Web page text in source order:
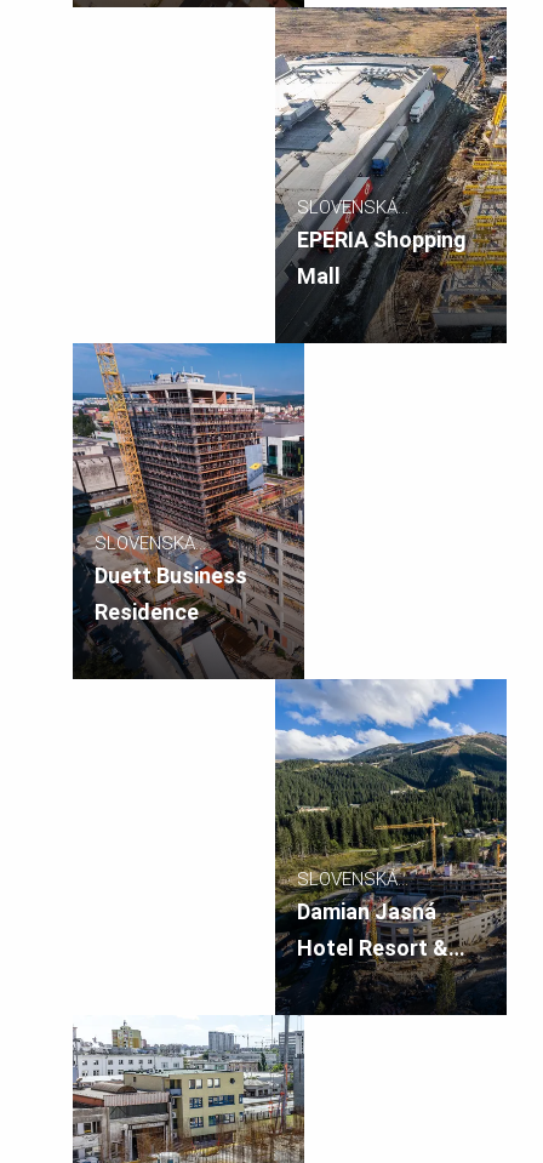
SLOVENSKÁ
REPUBLIKA
EPERIA Shopping
Mall
SLOVENSKÁ
REPUBLIKA
Duett Business
Residence
SLOVENSKÁ
REPUBLIKA
Damian Jasná
Hotel Resort &
Residences